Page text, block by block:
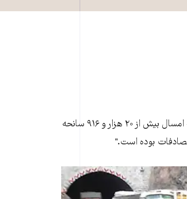
داريوش امانی، مدير مرکز مديريت راه‌های ايران گفت: "طی ۹ ماهه امسال بيش از ۲۰ هزار و ۹۱۶ سانحه